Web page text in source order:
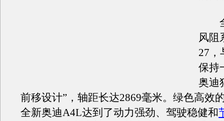
全
风阻
27，
保持
奥迪
前移设计”，轴距长达2869毫米。绿色高效
全新奥迪A4L达到了动力强劲、驾驶稳健和